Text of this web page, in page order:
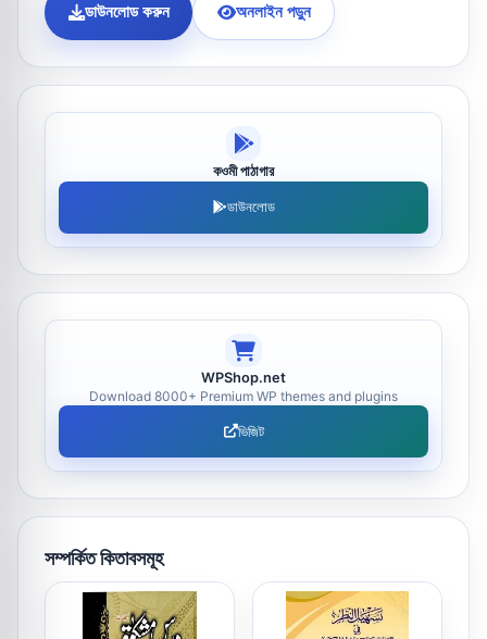
ডাউনলোড করুন অনলাইন পড়ুন
কওমী পাঠাগার
ডাউনলোড
WPShop.net
Download 8000+ Premium WP themes and plugins
ভিজিট
সম্পর্কিত কিতাবসমূহ